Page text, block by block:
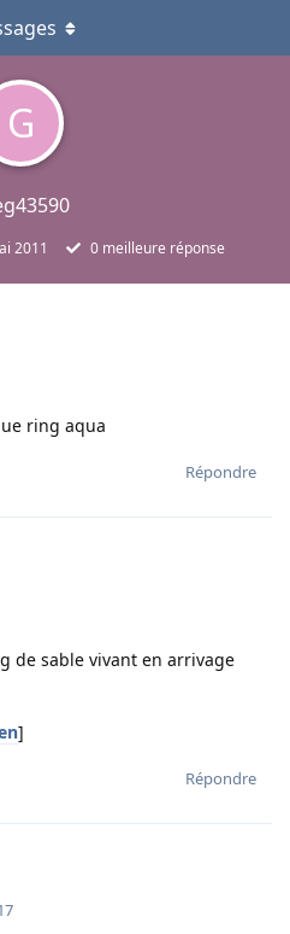
G
2011 0 meilleure réponse
ring aqua
Répondre
sable vivant en arrivage
]
Répondre